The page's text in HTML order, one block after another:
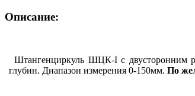
Описание:
Штангенциркуль ШЦК-I с двусторонним
глубин. Диапазон измерения 0-150мм. По